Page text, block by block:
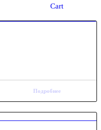
Cart
Подробнее